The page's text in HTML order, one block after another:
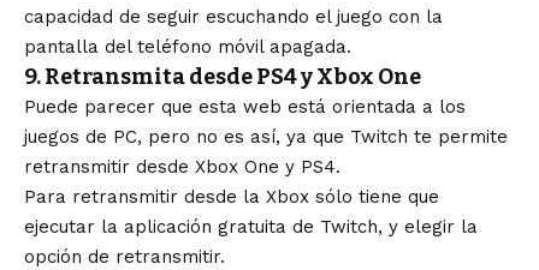
capacidad de seguir escuchando el juego con la
pantalla del teléfono móvil apagada.
9. Retransmita desde PS4 y Xbox One
Puede parecer que esta web está orientada a los
juegos de PC, pero no es así, ya que Twitch te permite
retransmitir desde Xbox One y PS4.
Para retransmitir desde la Xbox sólo tiene que
ejecutar la aplicación gratuita de Twitch, y elegir la
opción de retransmitir.